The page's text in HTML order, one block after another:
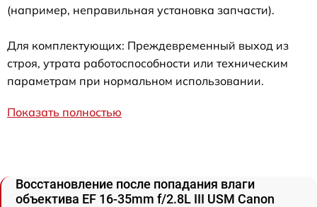
(например, неправильная установка запчасти).
Для комплектующих: Преждевременный выход из
строя, утрата работоспособности или техническим
параметрам при нормальном использовании.
Показать полностью
Восстановление после попадания влаги
объектива EF 16-35mm f/2.8L III USM Canon